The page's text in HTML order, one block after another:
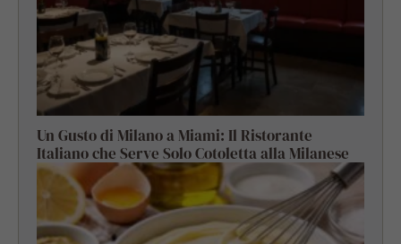
Un Gusto di Milano a Miami: Il Ristorante
Italiano che Serve Solo Cotoletta alla Milanese